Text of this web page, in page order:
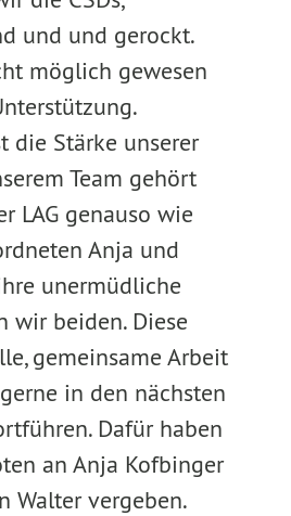
und und gerockt.
möglich gewesen
die Stärke unserer
Team gehört
LAG genauso wie
Anja und
unermüdliche
wir beiden. Diese
gemeinsame Arbeit
in den nächsten
Dafür haben
an Anja Kofbinger
Walter vergeben.